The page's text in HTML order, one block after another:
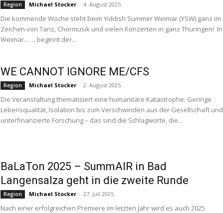
Region Michael Stocker - 4. August 2025
Die kommende Woche steht beim Yiddish Summer Weimar (YSW) ganz im
Zeichen von Tanz, Chormusik und vielen Konzerten in ganz Thüringen! In
Weimar... … beginnt der...
WE CANNOT IGNORE ME/CFS
Region Michael Stocker - 2. August 2025
Die Veranstaltung thematisiert eine humanitäre Katastrophe: Geringe
Lebensqualität, Isolation bis zum Verschwinden aus der Gesellschaft und
unterfinanzierte Forschung – das sind die Schlagworte, die...
BaLaTon 2025 – SummAIR in Bad
Langensalza geht in die zweite Runde
Region Michael Stocker - 27. Juli 2025
Nach einer erfolgreichen Premiere im letzten Jahr wird es auch 2025